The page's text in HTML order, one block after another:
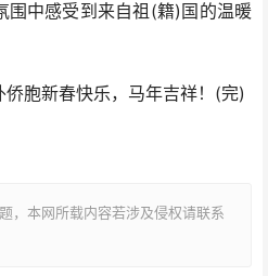
围中感受到来自祖(籍)国的温暖
胞新春快乐，马年吉祥！(完)
，本网所载内容若涉及侵权请联系